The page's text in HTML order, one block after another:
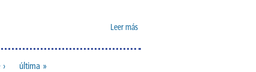
Leer más
en la TV
última »